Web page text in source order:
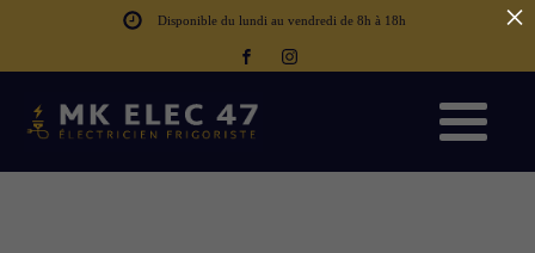
Disponible du lundi au vendredi de 8h à 18h ×